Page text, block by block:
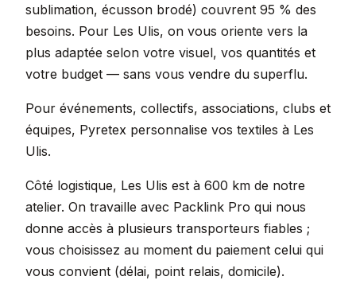
sublimation, écusson brodé) couvrent 95 % des
besoins. Pour Les Ulis, on vous oriente vers la
plus adaptée selon votre visuel, vos quantités et
votre budget — sans vous vendre du superflu.
Pour événements, collectifs, associations, clubs et
équipes, Pyretex personnalise vos textiles à Les
Ulis.
Côté logistique, Les Ulis est à 600 km de notre
atelier. On travaille avec Packlink Pro qui nous
donne accès à plusieurs transporteurs fiables ;
vous choisissez au moment du paiement celui qui
vous convient (délai, point relais, domicile).